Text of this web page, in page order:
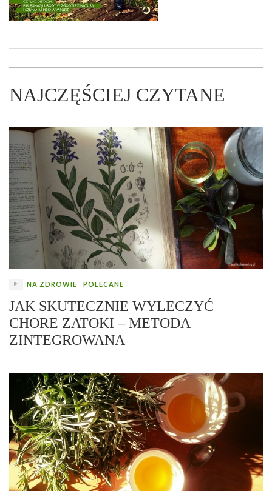
NAJCZĘŚCIEJ CZYTANE
NA ZDROWIE POLECANE
JAK SKUTECZNIE WYLECZYĆ
CHORE ZATOKI – METODA
ZINTEGROWANA